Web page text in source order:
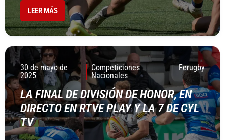
LEER MÁS
30 de mayo de
2025
Competiciones
Nacionales
Ferugby
LA FINAL DE DIVISIÓN DE HONOR, EN
DIRECTO EN RTVE PLAY Y LA 7 DE CYL
TV